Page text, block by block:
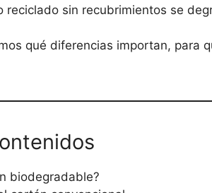
reciclado sin recubrimientos se
qué diferencias importan, para
biodegradable?